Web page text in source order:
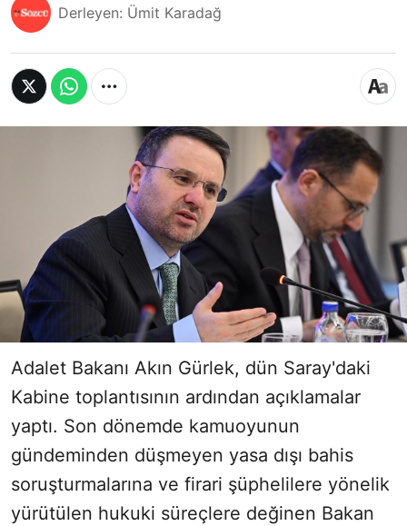
Derleyen: Ümit Karadağ
Adalet Bakanı Akın Gürlek, dün Saray'daki
Kabine toplantısının ardından açıklamalar
yaptı. Son dönemde kamuoyunun
gündeminden düşmeyen yasa dışı bahis
soruşturmalarına ve firari şüphelilere yönelik
yürütülen hukuki süreçlere değinen Bakan